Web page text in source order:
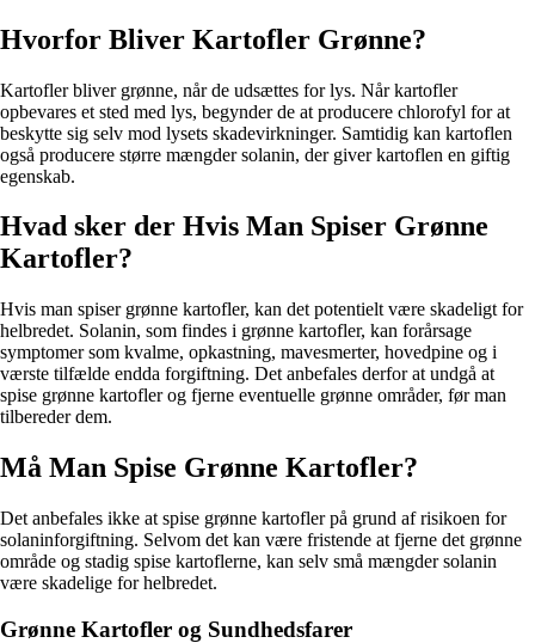
Hvorfor Bliver Kartofler Grønne?
Kartofler bliver grønne, når de udsættes for lys. Når kartofler
opbevares et sted med lys, begynder de at producere chlorofyl for at
beskytte sig selv mod lysets skadevirkninger. Samtidig kan kartoflen
også producere større mængder solanin, der giver kartoflen en giftig
egenskab.
Hvad sker der Hvis Man Spiser Grønne
Kartofler?
Hvis man spiser grønne kartofler, kan det potentielt være skadeligt for
helbredet. Solanin, som findes i grønne kartofler, kan forårsage
symptomer som kvalme, opkastning, mavesmerter, hovedpine og i
værste tilfælde endda forgiftning. Det anbefales derfor at undgå at
spise grønne kartofler og fjerne eventuelle grønne områder, før man
tilbereder dem.
Må Man Spise Grønne Kartofler?
Det anbefales ikke at spise grønne kartofler på grund af risikoen for
solaninforgiftning. Selvom det kan være fristende at fjerne det grønne
område og stadig spise kartoflerne, kan selv små mængder solanin
være skadelige for helbredet.
Grønne Kartofler og Sundhedsfarer